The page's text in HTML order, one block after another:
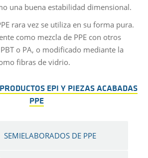
una buena estabilidad dimensional.
rara vez se utiliza en su forma pura.
como mezcla de PPE con otros
o PA, o modificado mediante la
fibras de vidrio.
EPI Y PIEZAS ACABADAS
PPE
SEMIELABORADOS DE PPE